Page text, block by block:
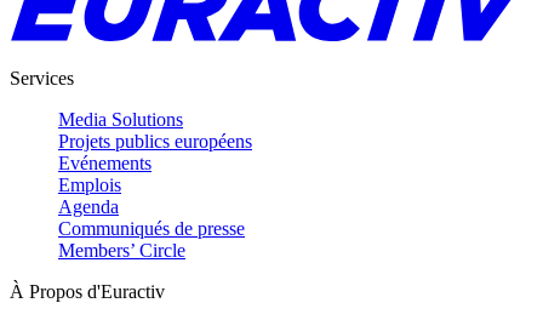
Services
Media Solutions
Projets publics européens
Evénements
Emplois
Agenda
Communiqués de presse
Members’ Circle
À Propos d'Euractiv